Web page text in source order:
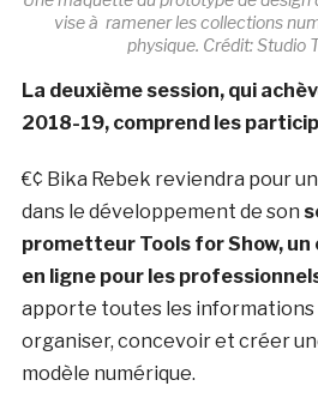
vise à ramener les collections
physique. Crédit: Studio
La deuxième session, qui
2018-19, comprend les
€¢ Bika Rebek reviendra pour
dans le développement de son
prometteur Tools for Show,
en ligne pour les
apporte toutes les informations
organiser, concevoir et créer
modèle numérique.